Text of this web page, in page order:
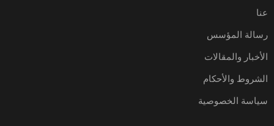
عنا
رسالة المؤسس
الأخبار والمقالات
الشروط والأحكام
سياسة الخصوصية